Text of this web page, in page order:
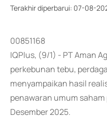
Terakhir diperbarui: 07-08-
00851168
IQPlus, (9/1) - PT Aman
perkebunan tebu,
menyampaikan hasil
penawaran umum saham
Desember 2025.